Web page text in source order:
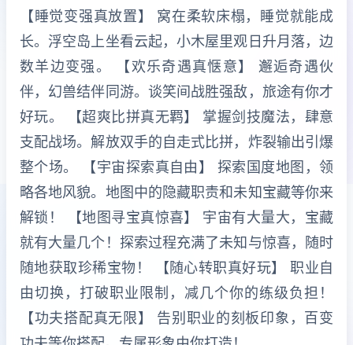
【睡觉变强真放置】 窝在柔软床榻，睡觉就能成
长。浮空岛上坐看云起，小木屋里观日升月落，边
数羊边变强。 【欢乐奇遇真惬意】 邂逅奇遇伙
伴，幻兽结伴同游。谈笑间战胜强敌，旅途有你才
好玩。 【超爽比拼真无羁】 掌握剑技魔法，肆意
支配战场。解放双手的自走式比拼，炸裂输出引爆
整个场。 【宇宙探索真自由】 探索国度地图，领
略各地风貌。地图中的隐藏职责和未知宝藏等你来
解锁！ 【地图寻宝真惊喜】 宇宙有大量大，宝藏
就有大量几个！探索过程充满了未知与惊喜，随时
随地获取珍稀宝物！ 【随心转职真好玩】 职业自
由切换，打破职业限制，减几个你的练级负担！
【功夫搭配真无限】 告别职业的刻板印象，百变